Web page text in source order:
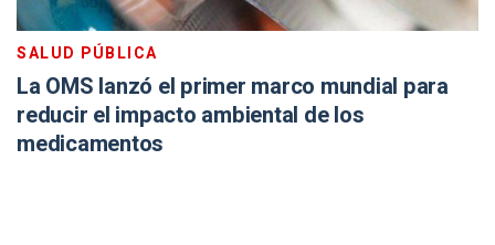
SALUD PÚBLICA
La OMS lanzó el primer marco mundial para
reducir el impacto ambiental de los
medicamentos